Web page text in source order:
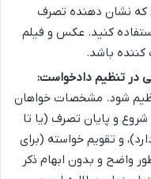
که نشان دهنده تصرف
کنید. عکس و فیلم
باشد.
در تنظیم دادخواست:
شود. مشخصات خواهان
شروع و پایان تصرف (یا تا
و تقویم خواسته (برای
واضح و بدون ابهام ذکر